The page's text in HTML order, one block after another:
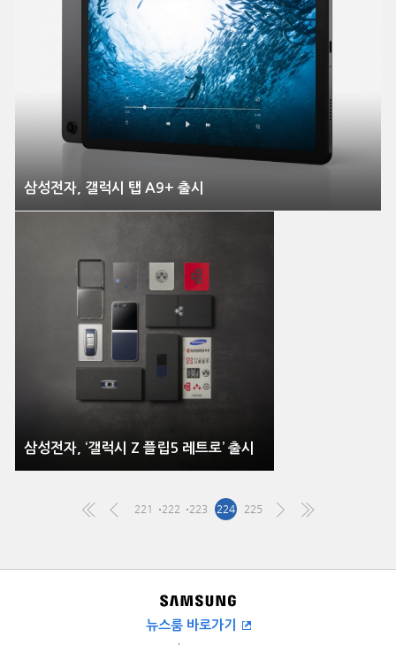
삼성전자, 갤럭시 탭 A9+ 출시
삼성전자, ‘갤럭시 Z 플립5 레트로’ 출시
221 222 223 224 225
뉴스룸 바로가기